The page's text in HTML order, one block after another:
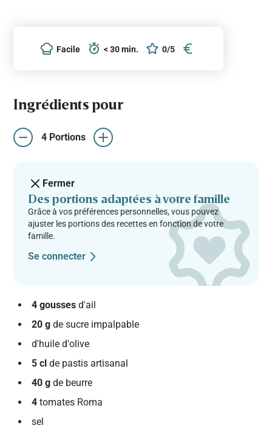
Facile < 30 min. 0/5
Ingrédients pour
4 Portions
Fermer
Des portions adaptées à votre famille
Grâce à vos préférences personnelles, vous pouvez
ajuster les portions des recettes en fonction de votre
famille.
Se connecter
4 gousses d'ail
20 g de sucre impalpable
d'huile d'olive
5 cl de pastis artisanal
40 g de beurre
4tomates Roma
sel